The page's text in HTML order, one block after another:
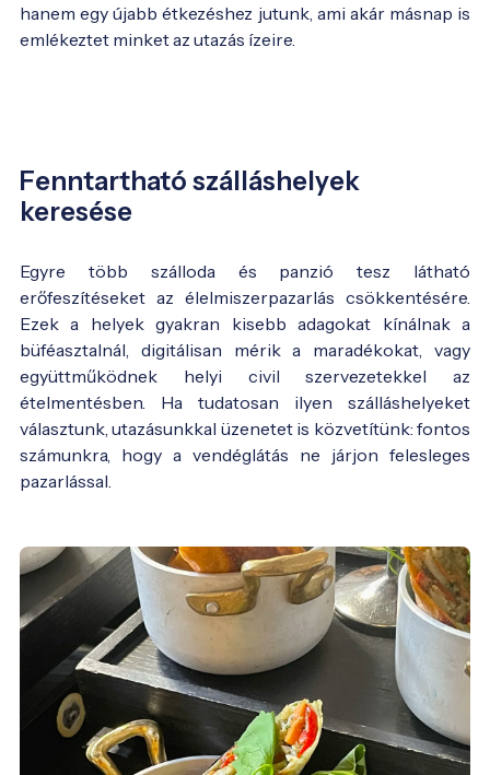
hanem egy újabb étkezéshez jutunk, ami akár másnap is
emlékeztet minket az utazás ízeire.
Fenntartható szálláshelyek
keresése
Egyre több szálloda és panzió tesz látható
erőfeszítéseket az élelmiszerpazarlás csökkentésére.
Ezek a helyek gyakran kisebb adagokat kínálnak a
büféasztalnál, digitálisan mérik a maradékokat, vagy
együttműködnek helyi civil szervezetekkel az
ételmentésben. Ha tudatosan ilyen szálláshelyeket
választunk, utazásunkkal üzenetet is közvetítünk: fontos
számunkra, hogy a vendéglátás ne járjon felesleges
pazarlással.